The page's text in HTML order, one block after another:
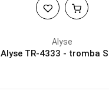
Alyse
Alyse TR-4333 - tromba